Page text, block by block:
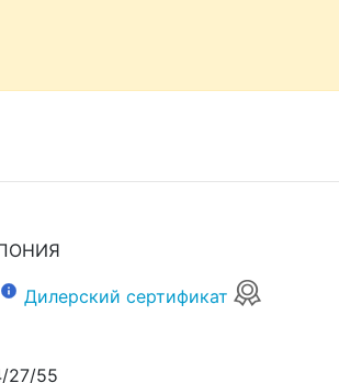
Дилерский сертификат
27/55